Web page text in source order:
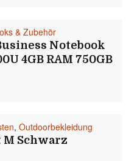
& Zubehör
Notebook
4GB RAM 750GB
, Outdoorbekleidung
M Schwarz